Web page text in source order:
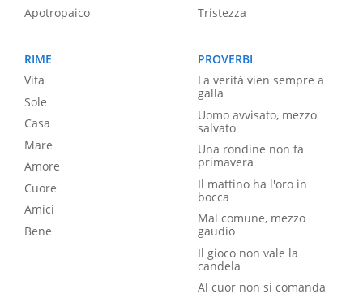
Apotropaico
Tristezza
RIME
Vita
Sole
Casa
Mare
Amore
Cuore
Amici
Bene
PROVERBI
La verità vien sempre a
galla
Uomo avvisato, mezzo
salvato
Una rondine non fa
primavera
Il mattino ha l'oro in
bocca
Mal comune, mezzo
gaudio
Il gioco non vale la
candela
Al cuor non si comanda